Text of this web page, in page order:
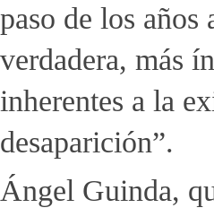
paso de los años
verdadera, más
inherentes a la
desaparición”.
Ángel Guinda,